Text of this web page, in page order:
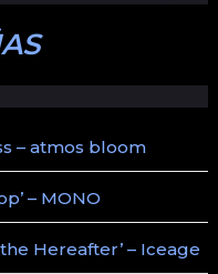
– atmos bloom
– MONO
the Hereafter’ – Iceage